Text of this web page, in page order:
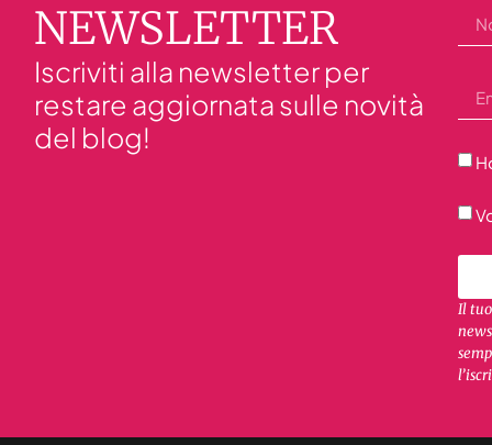
NEWSLETTER
Iscriviti alla newsletter per
restare aggiornata sulle novità
del blog!
Il